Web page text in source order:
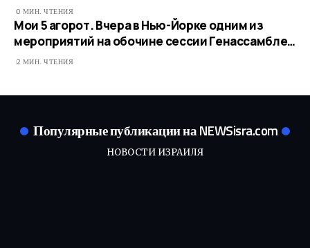
0 МИН. ЧТЕНИЯ
Мои 5 агорот. Вчера в Нью-Йорке одним из
мероприятий на обочине сессии Генассамбле…
2 МИН. ЧТЕНИЯ
Популярные публикации на NEWSisra.com
НОВОСТИ ИЗРАИЛЯ